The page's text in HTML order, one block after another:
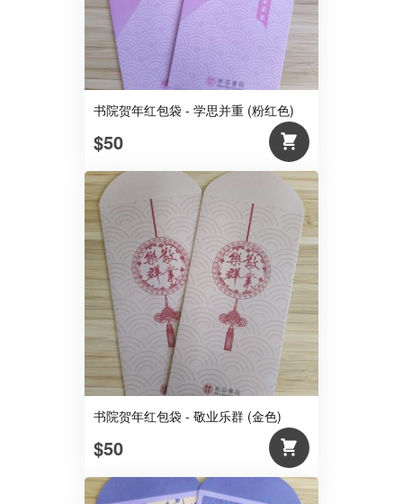
书院贺年红包袋 - 学思并重 (粉红色)
$50
书院贺年红包袋 - 敬业乐群 (金色)
$50